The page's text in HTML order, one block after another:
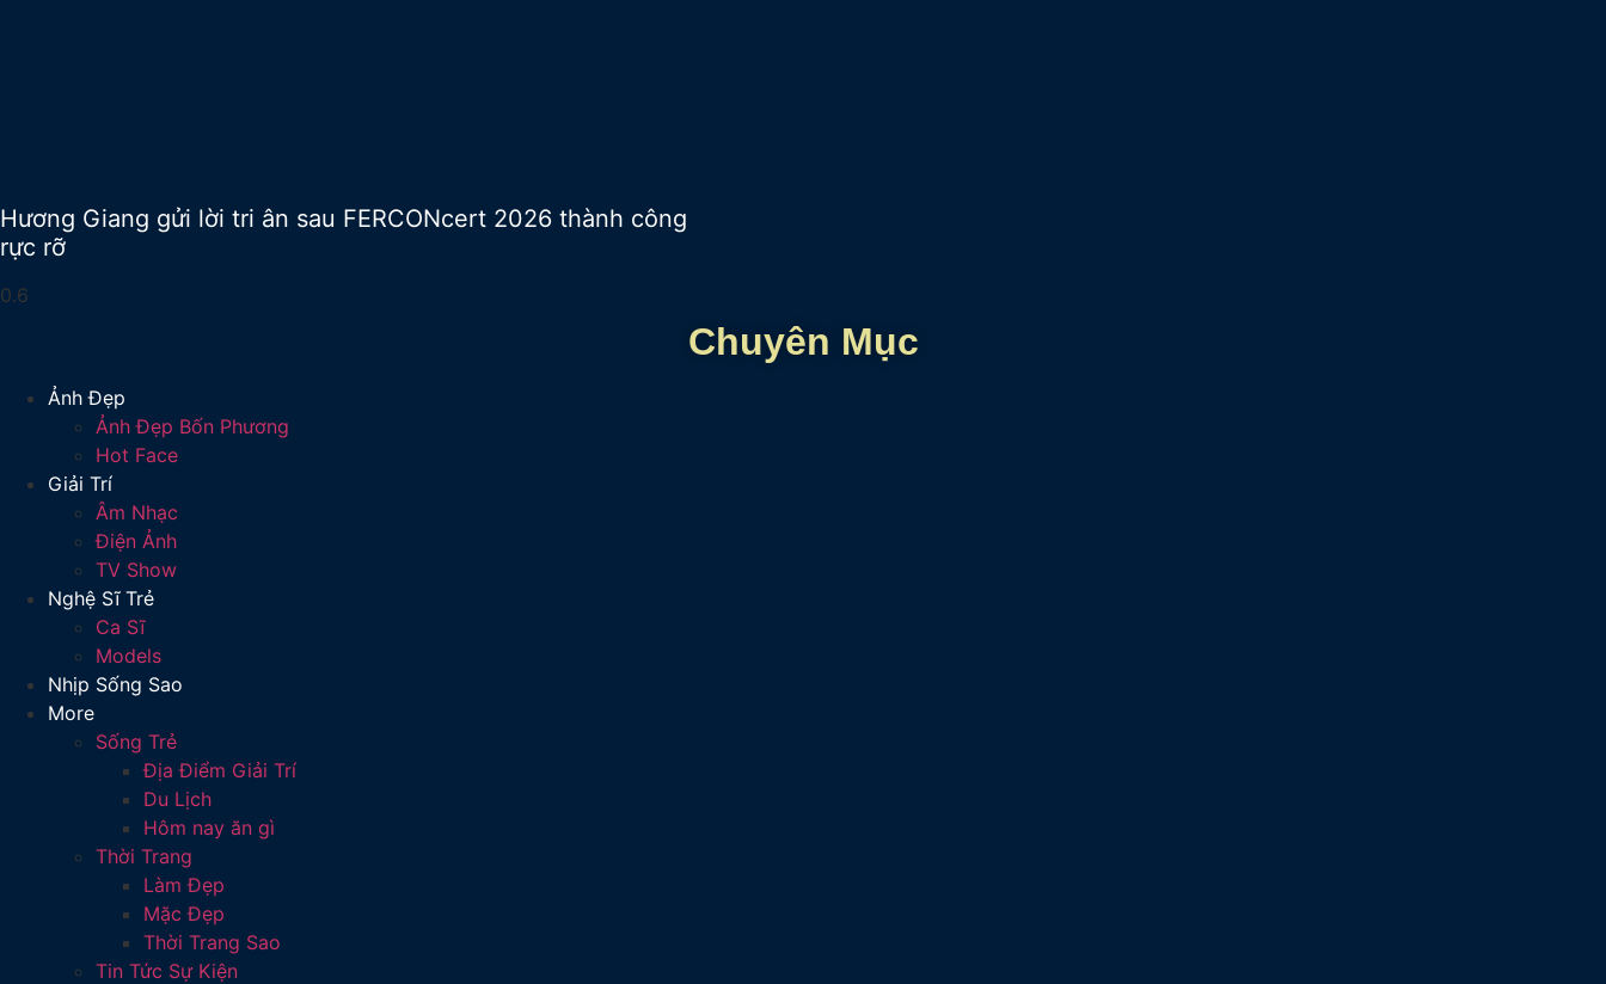
Hương Giang gửi lời tri ân sau FERCONcert 2026 thành công
rực rỡ
Chuyên Mục
Ảnh Đẹp
Ảnh Đẹp Bốn Phương
Hot Face
Giải Trí
Âm Nhạc
Điện Ảnh
TV Show
Nghệ Sĩ Trẻ
Ca Sĩ
Models
Nhịp Sống Sao
More
Sống Trẻ
Địa Điểm Giải Trí
Du Lịch
Hôm nay ăn gì
Thời Trang
Làm Đẹp
Mặc Đẹp
Thời Trang Sao
Tin Tức Sự Kiện